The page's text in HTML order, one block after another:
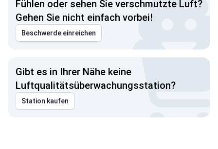
Fühlen oder sehen Sie verschmutzte Luft?
Gehen Sie nicht einfach vorbei!
Beschwerde einreichen
Gibt es in Ihrer Nähe keine
Luftqualitätsüberwachungsstation?
Station kaufen